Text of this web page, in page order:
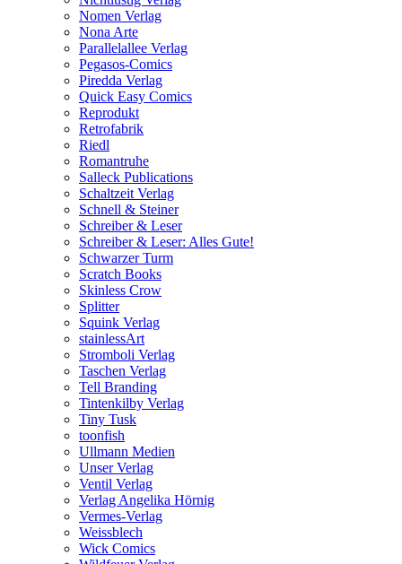
Nomen Verlag
Nona Arte
Parallelallee Verlag
Pegasos-Comics
Piredda Verlag
Quick Easy Comics
Reprodukt
Retrofabrik
Riedl
Romantruhe
Salleck Publications
Schaltzeit Verlag
Schnell & Steiner
Schreiber & Leser
Schreiber & Leser: Alles Gute!
Schwarzer Turm
Scratch Books
Skinless Crow
Splitter
Squink Verlag
stainlessArt
Stromboli Verlag
Taschen Verlag
Tell Branding
Tintenkilby Verlag
Tiny Tusk
toonfish
Ullmann Medien
Unser Verlag
Ventil Verlag
Verlag Angelika Hörnig
Vermes-Verlag
Weissblech
Wick Comics